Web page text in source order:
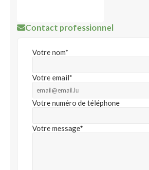
Contact professionnel
Votre nom*
Votre email*
Votre numéro de téléphone
Votre message*